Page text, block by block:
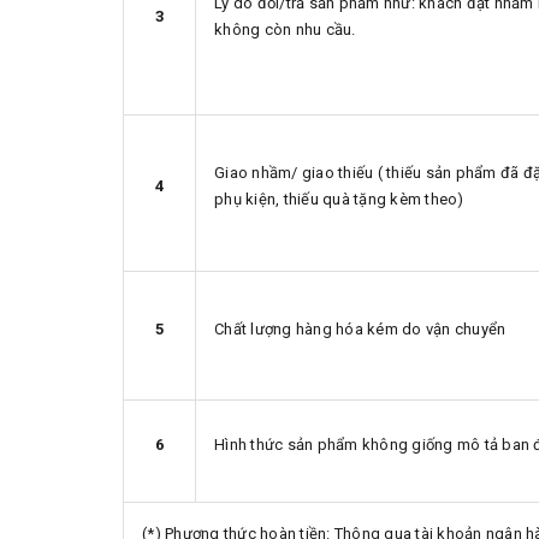
3
không còn nhu cầu.
4
Giao nhầm/ giao thiếu ( thiếu sản phẩm đã
phụ kiện, thiếu quà tặng kèm theo)
5 Chất lượng hàng hóa kém do vận chuyển
6 Hình thức sản phẩm không giống mô tả ban
(*) Phương thức hoàn tiền: Thông qua tài khoản ngân